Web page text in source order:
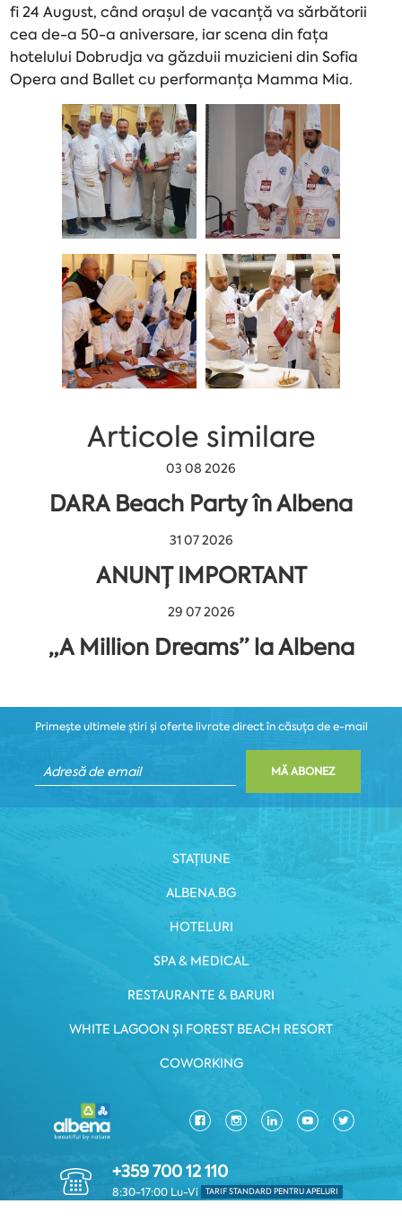
fi 24 August, când orașul de vacanță va sărbătorii
cea de-a 50-a aniversare, iar scena din fața
hotelului Dobrudja va găzduii muzicieni din Sofia
Opera and Ballet cu performanța Mamma Mia.
Articole similare
03 08 2026
DARA Beach Party în Albena
31 07 2026
ANUNȚ IMPORTANT
29 07 2026
„A Million Dreams” la Albena
Primește ultimele știri și oferte livrate direct în căsuța de e-mail
MĂ ABONEZ
STAȚIUNE
ALBENA.BG
HOTELURI
SPA & MEDICAL
RESTAURANTE & BARURI
WHITE LAGOON ȘI FOREST BEACH RESORT
COWORKING
+359 700 12 110
8:30-17:00 Lu-Vi TARIF STANDARD PENTRU APELURI